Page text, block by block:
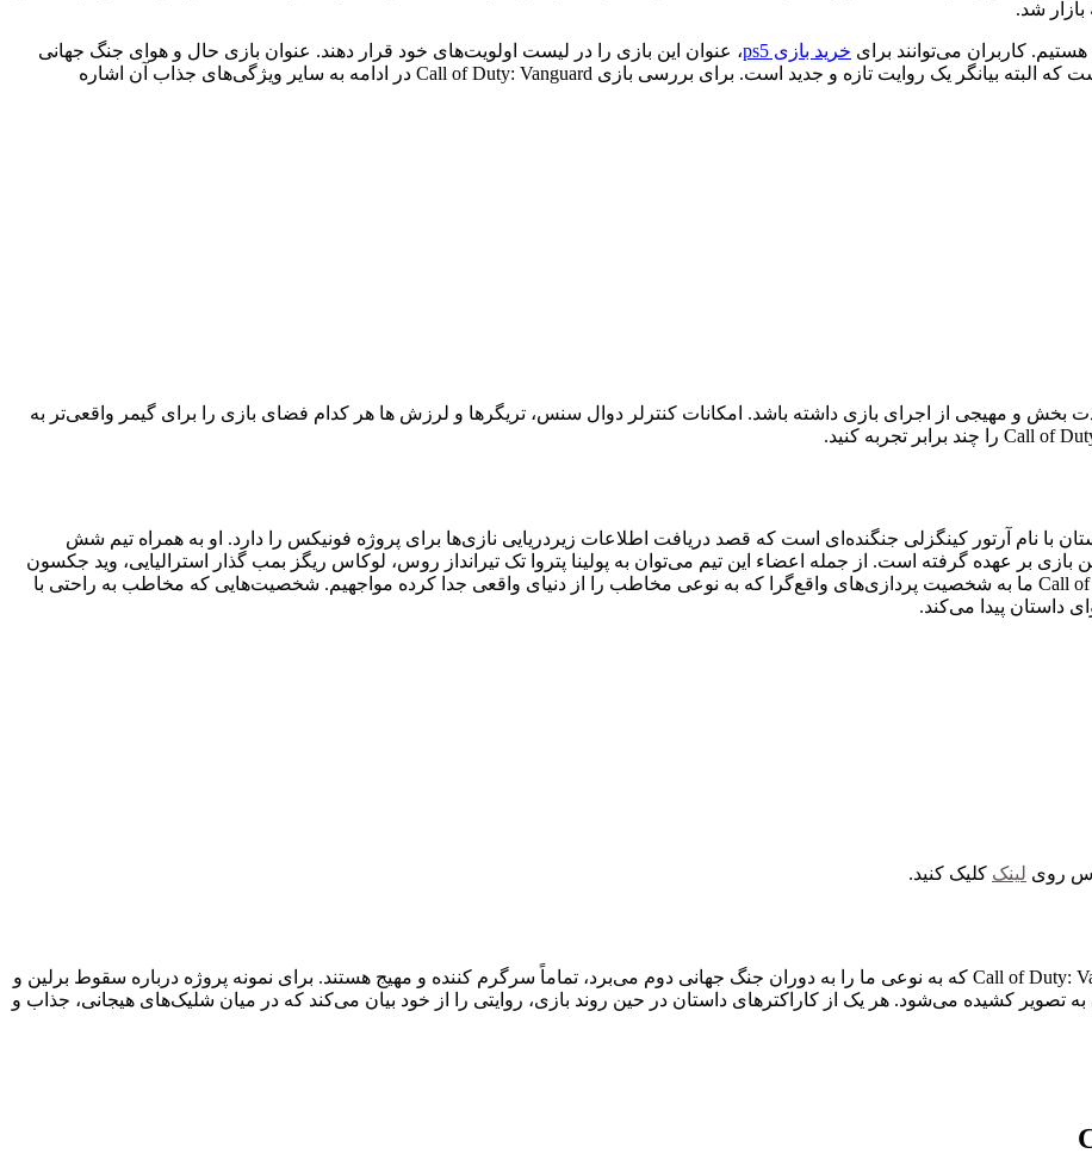
خرید بازی ps5
، عنوان این بازی را در لیست اولویت‌های خود قرار دهند. عنوان بازی حال و هوای جنگ جهانی
دوم را به مخاطب منتقل می‌کند. بازی در سبک شوتر- تیراندازی است که البته بیانگر یک روایت تازه و جدید است. برای بررسی بازی Call of Duty: Vanguard در ادامه به سایر ویژگی‌های جذاب آن اشاره
می‌دهد تا تجربه لذت بخش و مهیجی از اجرای بازی داشته باشد. امکانات کنترلر دوال سنس، تریگرها و لرزش ها هر کدام فضای بازی را برای گیمر واقعی‌تر به
با نام آرتور کینگزلی جنگنده‌ای است که قصد دریافت اطلاعات زیردریایی نازی‌ها برای پروژه فونیکس را دارد. او به همراه تیم شش
بر عهده گرفته است. از جمله اعضاء این تیم می‌توان به پولینا پتروا تک تیرانداز روس، لوکاس ریگز بمب گذار استرالیایی، وید جکسون
خلبان آمریکایی اشاره کرد. در ادامه بررسی بازی Call of Duty: Vanguard ما به شخصیت پردازی‌های واقع‌گرا که به نوعی مخاطب را از دنیای واقعی جدا کرده مواجهیم. شخصیت‌هایی که مخاطب به راحتی با
داستان پیدا می‌کند.
لینک کلیک کنید.
انجام پروژه‌های مخفی و ماموریت‌های فرعی در بازی‌های Call of Duty: Vanguard که به نوعی ما را به دوران جنگ جهانی دوم می‌برد، تماماً سرگرم کننده و مهیج هستند. برای نمونه پروژه درباره سقوط برلین و
تصویر کشیده می‌شود. هر یک از کاراکترهای داستان در حین روند بازی، روایتی را از خود بیان می‌کند که در میان شلیک‌های هیجانی، جذاب و